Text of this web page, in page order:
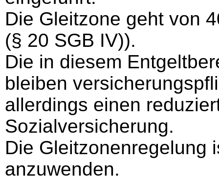
Die Gleitzone geht von
(§ 20 SGB IV)).
Die in diesem
bleiben
allerdings einen
Sozialversicherung.
Die Gleitzonenregelung
anzuwenden.